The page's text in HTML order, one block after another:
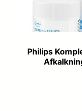
Philips